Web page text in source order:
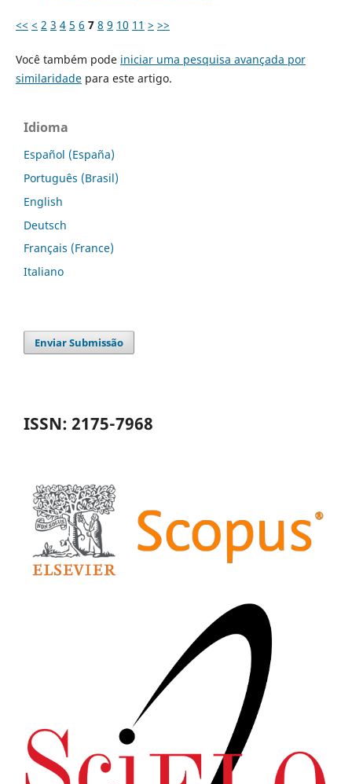
<< < 2 3 4 5 6 7 8 9 10 11 > >>
Você também pode iniciar uma pesquisa avançada por
similaridadepara este artigo.
Idioma
Español (España)
Português (Brasil)
English
Deutsch
Français (France)
Italiano
Enviar Submissão
ISSN: 2175-7968